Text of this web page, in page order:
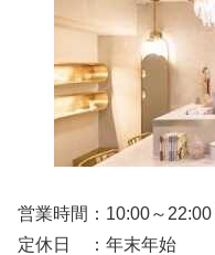
営業時間：10:00～22:00
定休日 ：年末年始